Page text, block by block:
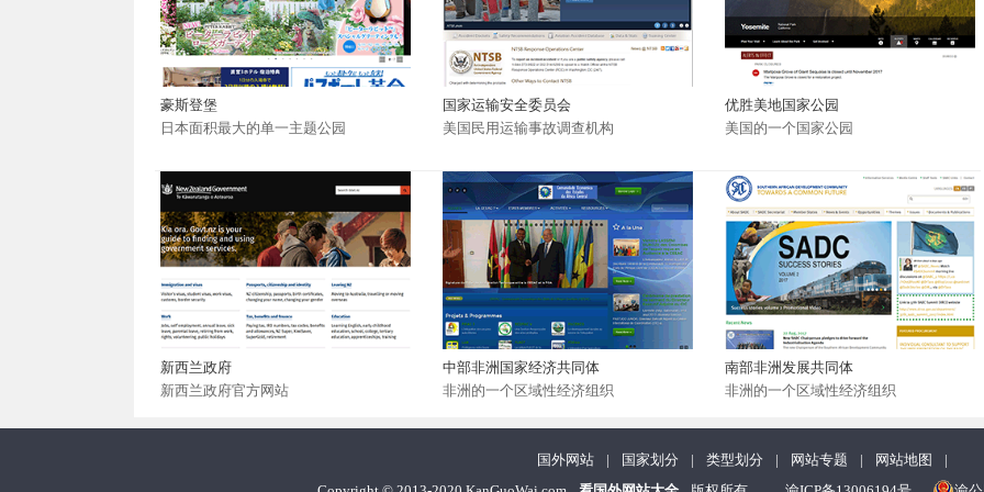
豪斯登堡
日本面积最大的单一主题公园
国家运输安全委员会
美国民用运输事故调查机构
优胜美地国家公园
美国的一个国家公园
新西兰政府
新西兰政府官方网站
中部非洲国家经济共同体
非洲的一个区域性经济组织
南部非洲发展共同体
非洲的一个区域性经济组织
国外网站 | 国家划分 | 类型划分 | 网站专题 | 网站地图
|